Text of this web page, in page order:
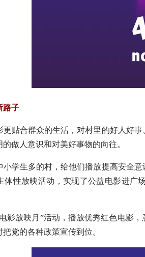
子
合群众的生活，对村里的好人好事
做人意识和对美好事物的向往。
生多的村，给他们播放提高安全意
体性放映活动，实现了公益电影进广
放映月”活动，播放优秀红色电影，
党的各种政策宣传到位。